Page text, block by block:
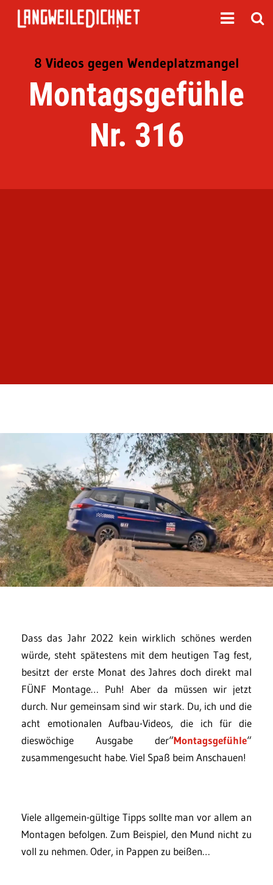
8 Videos gegen Wendeplatzmangel
Montagsgefühle
Nr. 316
Dass das Jahr 2022 kein wirklich schönes werden
würde, steht spätestens mit dem heutigen Tag fest,
besitzt der erste Monat des Jahres doch direkt mal
FÜNF Montage… Puh! Aber da müssen wir jetzt
durch. Nur gemeinsam sind wir stark. Du, ich und die
acht emotionalen Aufbau-Videos, die ich für die
dieswöchige Ausgabe der“Montagsgefühle“
zusammengesucht habe. Viel Spaß beim Anschauen!
Viele allgemein-gültige Tipps sollte man vor allem an
Montagen befolgen. Zum Beispiel, den Mund nicht zu
voll zu nehmen. Oder, in Pappen zu beißen…